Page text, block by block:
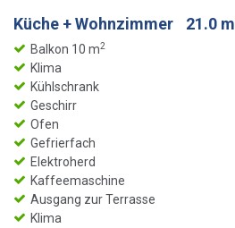
Küche + Wohnzimmer 21.0 m
Balkon 10 m2
Klima
Kühlschrank
Geschirr
Ofen
Gefrierfach
Elektroherd
Kaffeemaschine
Ausgang zur Terrasse
Klima